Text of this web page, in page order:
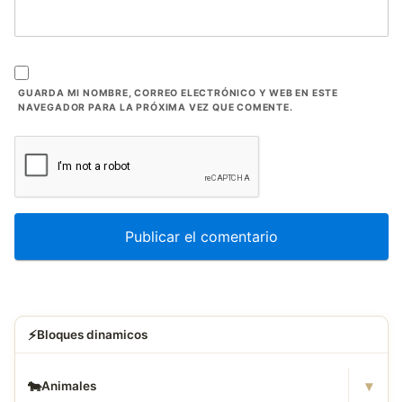
GUARDA MI NOMBRE, CORREO ELECTRÓNICO Y WEB EN ESTE
NAVEGADOR PARA LA PRÓXIMA VEZ QUE COMENTE.
⚡Bloques dinamicos
🐄Animales ▾